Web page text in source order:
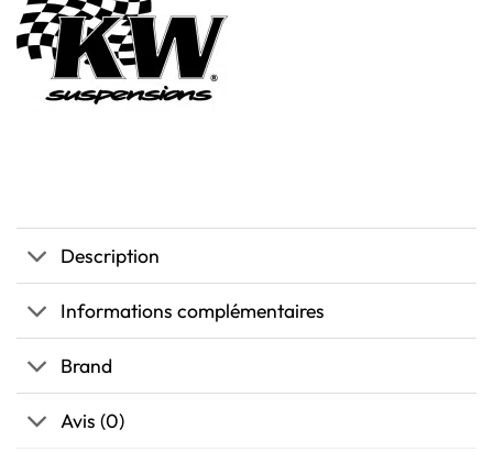
Description
Informations complémentaires
Brand
Avis (0)